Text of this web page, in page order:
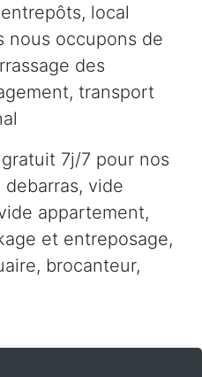
local
nous occupons de
des
transport
7j/7 pour nos
vide
appartement,
et entreposage,
brocanteur,